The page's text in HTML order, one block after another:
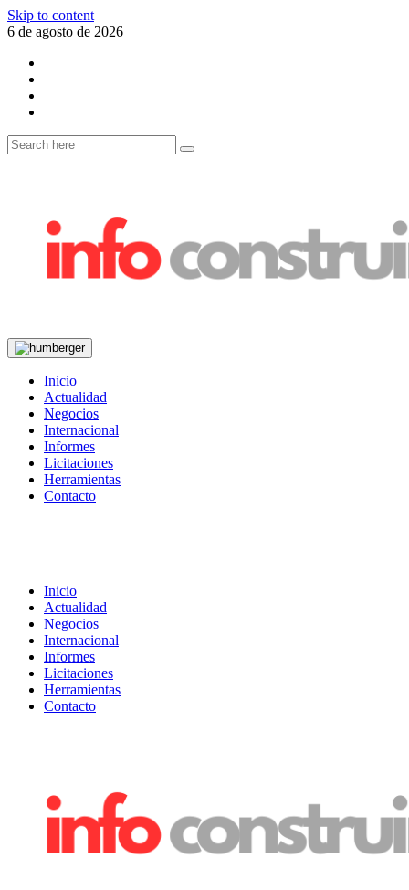
Skip to content
6 de agosto de 2026
Inicio
Actualidad
Negocios
Internacional
Informes
Licitaciones
Herramientas
Contacto
Inicio
Actualidad
Negocios
Internacional
Informes
Licitaciones
Herramientas
Contacto